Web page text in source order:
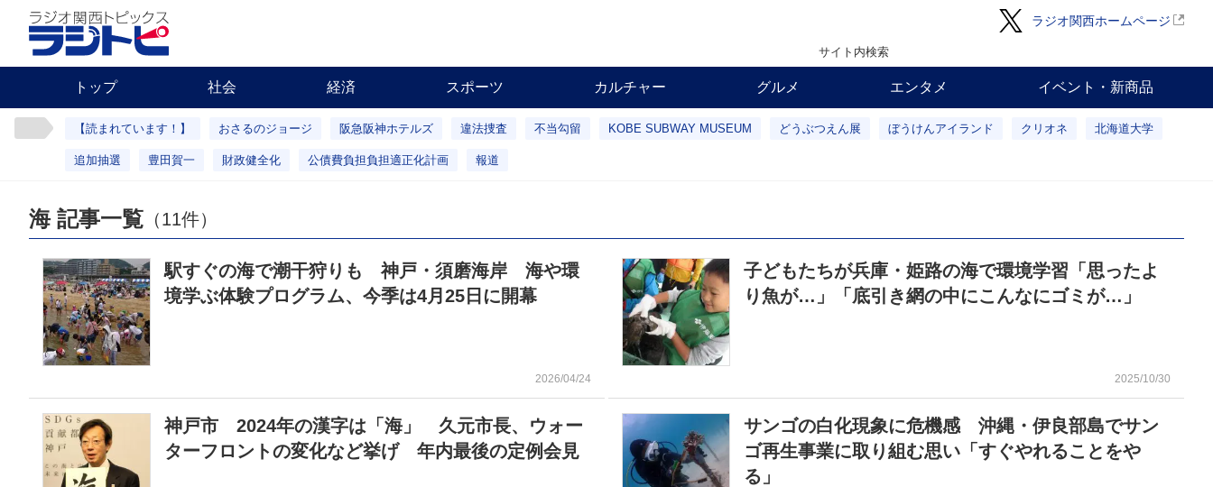
ラジオ関西ホームページ
サイト内検索
トップ 社会 経済 スポーツ カルチャー グルメ エンタメ イベント・新商品
【読まれています！】 おさるのジョージ 阪急阪神ホテルズ 違法捜査 不当勾留 KOBE SUBWAY MUSEUM どうぶつえん展 ぼうけんアイランド クリオネ 北海道大学
追加抽選 豊田賀一 財政健全化 公債費負担負担適正化計画 報道
海 記事一覧 （11件）
駅すぐの海で潮干狩りも 神戸・須磨海岸 海や環
境学ぶ体験プログラム、今季は4月25日に開幕
2026/04/24
子どもたちが兵庫・姫路の海で環境学習「思ったよ
り魚が…」「底引き網の中にこんなにゴミが…」
2025/10/30
神戸市 2024年の漢字は「海」 久元市長、ウォー
ターフロントの変化など挙げ 年内最後の定例会見
サンゴの白化現象に危機感 沖縄・伊良部島でサン
ゴ再生事業に取り組む思い「すぐやれることをや
る」